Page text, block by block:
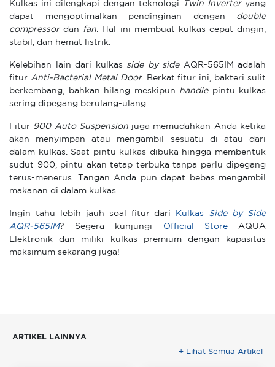
Kulkas ini dilengkapi dengan teknologi Twin Inverteryang
dapat mengoptimalkan pendinginan dengan double
compressordan fan. Hal ini membuat kulkas cepat dingin,
stabil, dan hemat listrik.
Kelebihan lain dari kulkas side by sideAQR-565IM adalah
fitur Anti-Bacterial Metal Door. Berkat fitur ini, bakteri sulit
berkembang, bahkan hilang meskipun handle pintu kulkas
sering dipegang berulang-ulang.
Fitur 900Auto Suspensionjuga memudahkan Anda ketika
akan menyimpan atau mengambil sesuatu di atau dari
dalam kulkas. Saat pintu kulkas dibuka hingga membentuk
sudut 900, pintu akan tetap terbuka tanpa perlu dipegang
terus-menerus. Tangan Anda pun dapat bebas mengambil
makanan di dalam kulkas.
Ingin tahu lebih jauh soal fitur dari Kulkas Side by Side
AQR-565IM? Segera kunjungi Official StoreAQUA
Elektronik dan miliki kulkas premium dengan kapasitas
maksimum sekarang juga!
ARTIKEL LAINNYA
+ Lihat Semua Artikel